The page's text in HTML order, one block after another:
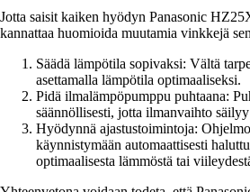
Jotta saisit kaiken hyödyn Panasonic
kannattaa huomioida muutamia vinkkejä
Säädä lämpötila sopivaksi: Vältä
asettamalla lämpötila optimaaliseksi.
Pidä ilmalämpöpumppu puhtaana:
säännöllisesti, jotta ilmanvaihto
Hyödynnä ajastustoimintoja:
käynnistymään automaattisesti
optimaalisesta lämmöstä tai